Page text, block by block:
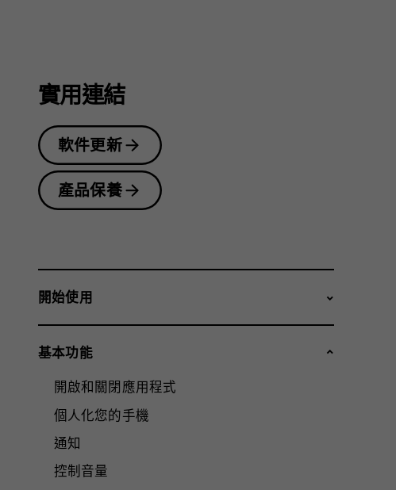
南
實用連結
軟件更新
產品保養
開始使用
基本功能
開啟和關閉應用程式
個人化您的手機
通知
控制音量